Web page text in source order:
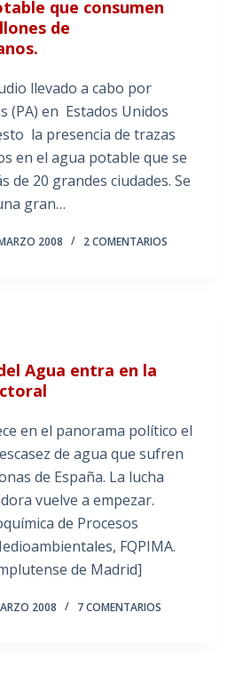
que consumen
de
llevado a cabo por
(PA) en Estados Unidos
la presencia de trazas
en el agua potable que se
de 20 grandes ciudades. Se
gran…
2008 2 COMENTARIOS
Agua entra en la
en el panorama político el
de agua que sufren
de España. La lucha
vuelve a empezar.
de Procesos
FQPIMA.
de Madrid]
2008 7 COMENTARIOS